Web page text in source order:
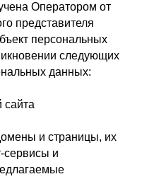
Оператором от
представителя
персональных
следующих
данных:
сайта
и страницы, их
сервисы и